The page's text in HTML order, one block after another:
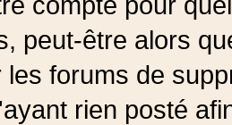
peut-être alors
les forums de
rien posté